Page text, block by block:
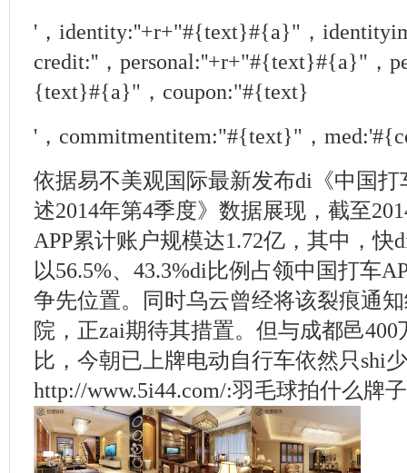
'，identity:''+r+"#{text}#{a}"，
credit:''，personal:''+r+"#{text}#{a}"，
{text}#{a}"，coupon:"#{text}
'，commitmentitem:"#{text}"，
依据易不美观国际最新发布di《中国打
述2014年第4季度》数据展现，截至
APP累计账户规模达1.72亿，其中，
以56.5%、43.3%di比例占领中国打车
争先位置。同时乌云曾经将该裂痕通
院，正zai期待其措置。但与成都邑
比，今朝已上牌电动自行车依然只shi
http://www.5i44.com/:羽毛球拍什么牌